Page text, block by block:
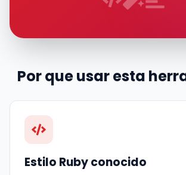
Por que usar esta
Estilo Ruby conocido